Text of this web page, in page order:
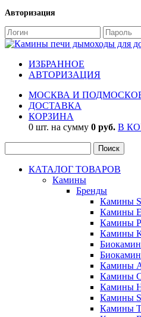
Авторизация
ИЗБРАННОЕ
АВТОРИЗАЦИЯ
МОСКВА И
ДОСТАВКА
КОРЗИНА
0 шт. на сумму 0 руб. В
КАТАЛОГ ТОВАРОВ
Камины
Бренды
Камины
Камины
Камины
Камины
Камины
Камины
Камины
Камины
Камины